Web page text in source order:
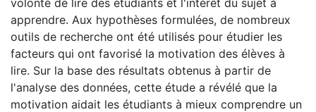
volonté de lire des étudiants et l'intérêt du sujet à
apprendre. Aux hypothèses formulées, de nombreux
outils de recherche ont été utilisés pour étudier les
facteurs qui ont favorisé la motivation des élèves à
lire. Sur la base des résultats obtenus à partir de
l'analyse des données, cette étude a révélé que la
motivation aidait les étudiants à mieux comprendre un